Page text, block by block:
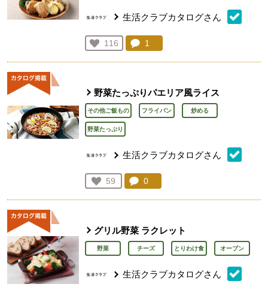
生活クラブカタログさん
お気に入り登録：
116
人が登録
コメント：
1
野菜たっぷりパエリア風ライス
その他ご飯もの フライパン 炒める
野菜たっぷり
生活クラブカタログさん
お気に入り登録：
59
人が登録
コメント：
0
グリル野菜 ラクレット
野菜 チーズ とりわけ食 オーブン
生活クラブカタログさん